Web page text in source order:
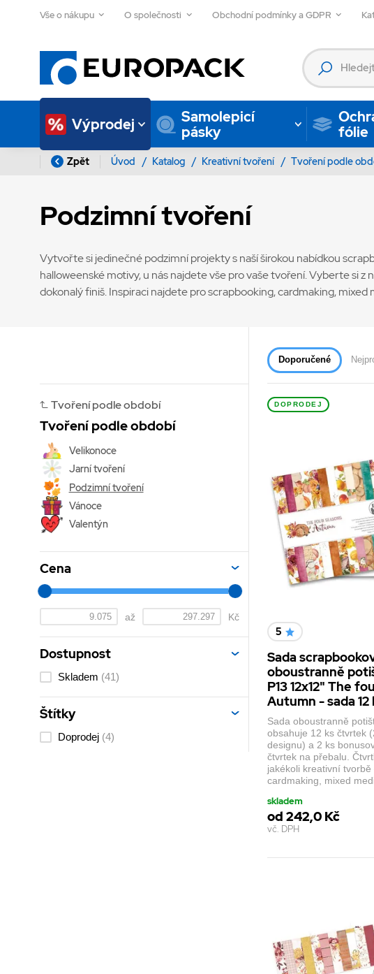
Vše o nákupu O společnosti Obchodní podmínky a GDPR
Výprodej
Samolepicí
pásky
fólie
Zpět Úvod / Katalog / Kreativní tvoření / Tvoření podle
Podzimní tvoření
Vytvořte si jedinečné podzimní projekty s naší širokou nabídkou
halloweenské motivy, u nás najdete vše pro vaše tvoření. Vyberte si
dokonalý finiš. Inspiraci najdete pro scrapbooking, cardmaking, mixed
Tvoření podle období
Tvoření podle období
Velikonoce
Jarní tvoření
Podzimní tvoření
Vánoce
Valentýn
Cena
až Kč
Dostupnost
Skladem (41)
Štítky
Doprodej (4)
Doporučené
DOPRODEJ
5
Sada
oboustranně
P13 12x12" The
Autumn - sada 12
Sada oboustranně
obsahuje 12 ks čtvrtek
designu) a 2 ks
čtvrtek na přebalu.
jakékoli kreativní tvorbě
cardmaking, mixed
skladem
od 242,0 Kč
vč. DPH